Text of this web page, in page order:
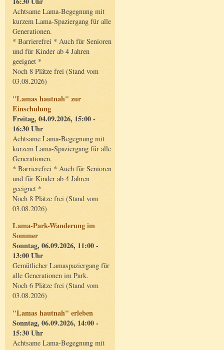
Achtsame Lama-Begegnung mit
kurzem Lama-Spaziergang für alle
Generationen.
* Barrierefrei * Auch für Senioren
und für Kinder ab 4 Jahren
geeignet *
Noch 8 Plätze frei (Stand vom
03.08.2026)
"Lamas hautnah" zur
Einschulung
Freitag, 04.09.2026, 15:00 -
16:30 Uhr
Achtsame Lama-Begegnung mit
kurzem Lama-Spaziergang für alle
Generationen.
* Barrierefrei * Auch für Senioren
und für Kinder ab 4 Jahren
geeignet *
Noch 8 Plätze frei (Stand vom
03.08.2026)
Lama-Park-Wanderung im
Sommer
Sonntag, 06.09.2026, 11:00 -
13:00 Uhr
Gemütlicher Lamaspaziergang für
alle Generationen im Park.
Noch 6 Plätze frei (Stand vom
03.08.2026)
"Lamas hautnah" erleben
Sonntag, 06.09.2026, 14:00 -
15:30 Uhr
Achtsame Lama-Begegnung mit